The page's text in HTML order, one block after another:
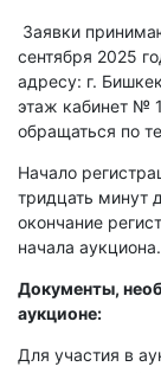
Заявки
сентября 2025
адресу: г.
этаж кабинет №
обращаться по
Начало
тридцать минут
окончание
начала аукциона.
Документы,
аукционе:
Для участия в